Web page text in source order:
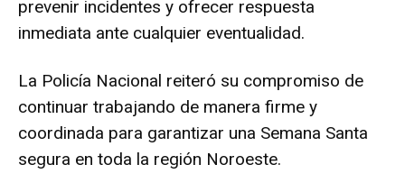
prevenir incidentes y ofrecer respuesta
inmediata ante cualquier eventualidad.
La Policía Nacional reiteró su compromiso de
continuar trabajando de manera firme y
coordinada para garantizar una Semana Santa
segura en toda la región Noroeste.